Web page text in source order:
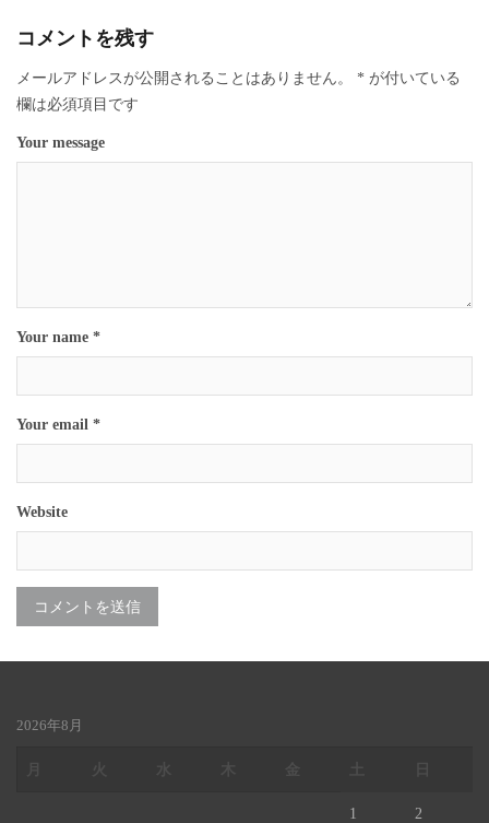
コメントを残す
メールアドレスが公開されることはありません。 * が付いている
欄は必須項目です
Your message
Your name *
Your email *
Website
2026年8月
1 2